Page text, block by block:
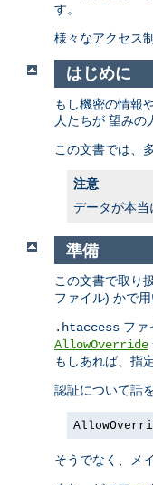
す。
様々なアクセス
はじめに
もし機密の情報
人たちが 望みの
この文書では、
注意
データが本当
準備
この文書で取り
ファイル) かで用
.htaccess ファ
AllowOverride
もしあれば、指
認証について話
そうでなく、メ